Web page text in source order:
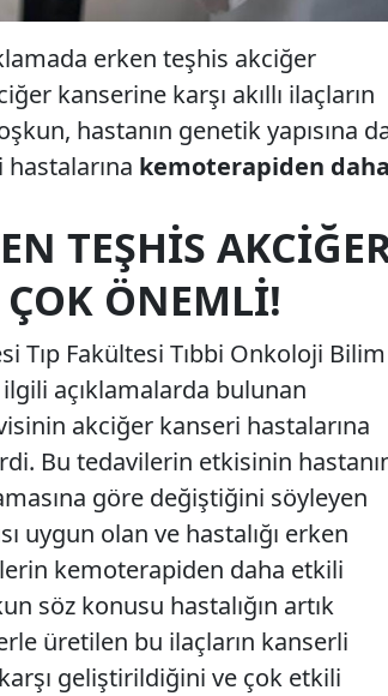
erken teşhis akciğer
kanserine karşı akıllı ilaçların
hastanın genetik yapısına
kemoterapiden
TEŞHIS
ÖNEMLI!
Tıp Fakültesi Tıbbi Onkoloji Bilim
açıklamalarda bulunan
akciğer kanseri hastalarına
Bu tedavilerin etkisinin
göre değiştiğini söyleyen
uygun olan ve hastalığı erken
kemoterapiden daha etkili
söz konusu hastalığın artık
üretilen bu ilaçların kanserli
geliştirildiğini ve çok etkili